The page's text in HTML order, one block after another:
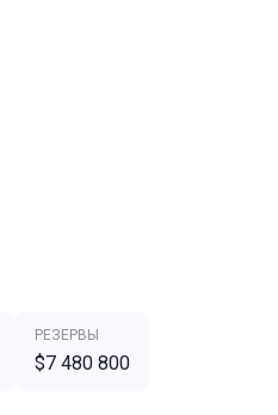
РЕЗЕРВЫ
$7 480 800